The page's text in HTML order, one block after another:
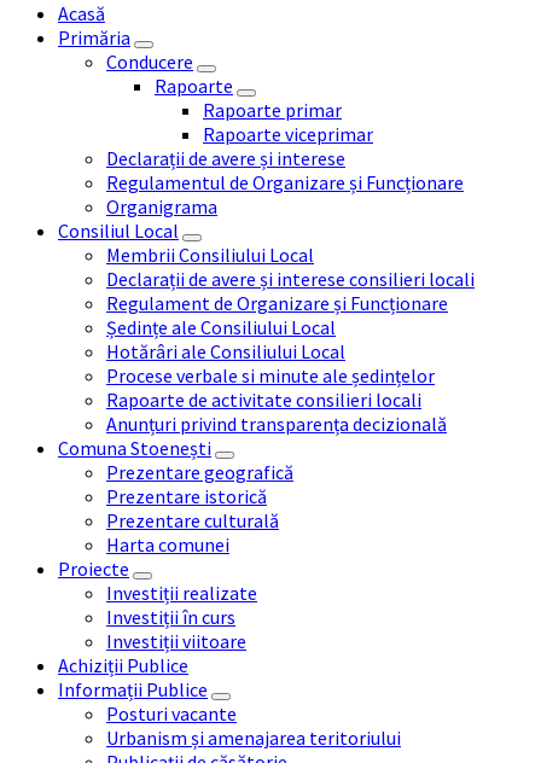
Acasă
Primăria
Conducere
Rapoarte
Rapoarte primar
Rapoarte viceprimar
Declarații de avere și interese
Regulamentul de Organizare și Funcționare
Organigrama
Consiliul Local
Membrii Consiliului Local
Declarații de avere și interese consilieri locali
Regulament de Organizare și Funcționare
Ședințe ale Consiliului Local
Hotărâri ale Consiliului Local
Procese verbale si minute ale ședințelor
Rapoarte de activitate consilieri locali
Anunțuri privind transparența decizională
Comuna Stoenești
Prezentare geografică
Prezentare istorică
Prezentare culturală
Harta comunei
Proiecte
Investiții realizate
Investiții în curs
Investiții viitoare
Achiziții Publice
Informații Publice
Posturi vacante
Urbanism și amenajarea teritoriului